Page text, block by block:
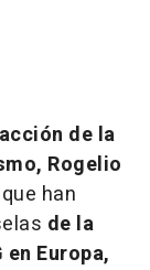
de la
Rogelio
han
de la
Europa,